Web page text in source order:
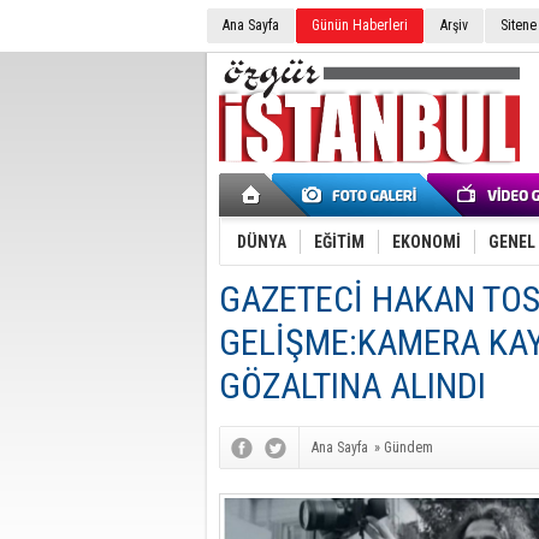
Ana Sayfa Günün Haberleri Arşiv
DÜNYA EĞİTİM EKONOMİ GENEL
GAZETECİ HAKAN
GELİŞME:KAMERA
GÖZALTINA ALINDI
Ana Sayfa » Gündem